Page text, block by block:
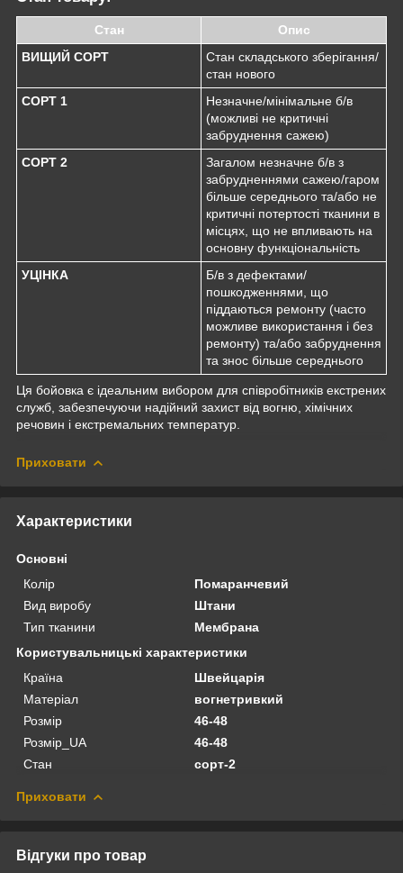
Стан
Опис
ВИЩИЙ СОРТ
Стан складського зберігання/
стан нового
СОРТ 1
Незначне/мінімальне б/в
(можливі не критичні
забруднення сажею)
СОРТ 2
Загалом незначне б/в з
забрудненнями сажею/гаром
більше середнього та/або не
критичні потертості тканини в
місцях, що не впливають на
основну функціональність
УЦІНКА
Б/в з дефектами/
пошкодженнями, що
піддаються ремонту (часто
можливе використання і без
ремонту) та/або забруднення
та знос більше середнього
Ця бойовка є ідеальним вибором для співробітників екстрених
служб, забезпечуючи надійний захист від вогню, хімічних
речовин і екстремальних температур.
Приховати
Характеристики
Основні
Колір
Помаранчевий
Вид виробу
Штани
Тип тканини
Мембрана
Користувальницькі характеристики
Країна
Швейцарія
Матеріал
вогнетривкий
Розмір
46-48
Розмір_UA
46-48
Стан
сорт-2
Приховати
Відгуки про товар